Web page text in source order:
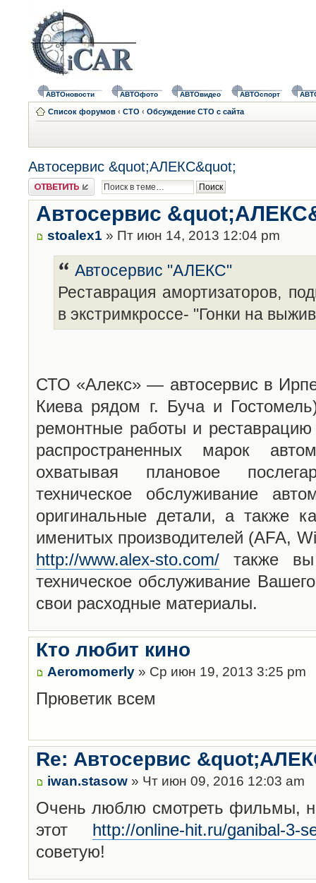
АВТОновости АВТОфото АВТОвидео АВТОспорт
Список форумов ‹ СТО ‹ Обсуждение СТО с сайта
Автосервис &quot;АЛЕКС&quot;
Ответить
Автосервис
stoalex1 » Пт июн 14, 2013 12:04 pm
Автосервис "АЛЕКС"
Реставрация амортизаторов,
в экстримкроссе- "Гонки на
СТО «Алекс» — автосервис в
Киева рядом г. Буча и
ремонтные работы и
распространенных марок
охватывая плановое
техническое обслуживание
оригинальные детали, а также
именитых производителей (AFA,
http://www.alex-sto.com/ также
техническое обслуживание
свои расходные материалы.
Кто любит кино
Aeromomerly » Ср июн 19, 2013 3:25 pm
Прюветик всем
Re: Автосервис
iwan.stasow » Чт июн 09, 2016 12:03 am
Очень люблю смотреть фильмы,
этот http://online-hit.ru/ganibal-3-
советую!